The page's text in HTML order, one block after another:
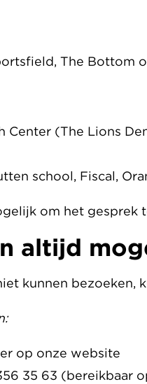
The Bottom
Center (The Lions
school, Fiscal,
om het gesprek
altijd
kunnen bezoeken,
op onze website
35 63 (bereikbaar